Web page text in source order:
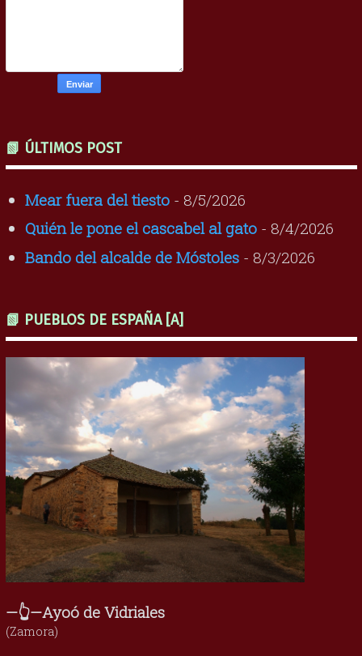
📗 ÚLTIMOS POST
Mear fuera del tiesto- 8/5/2026
Quién le pone el cascabel al gato- 8/4/2026
Bando del alcalde de Móstoles- 8/3/2026
📗 PUEBLOS DE ESPAÑA [A]
—👆—Ayoó de Vidriales
(Zamora)